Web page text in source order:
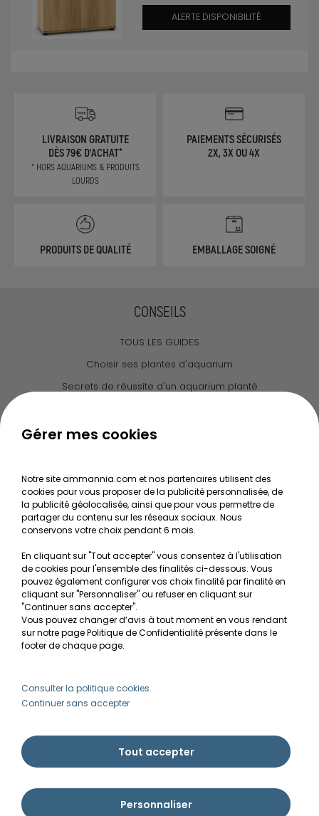
ALERTE DISPONIBILITÉ
LIVRAISON GRATUITE
DÈS 79€ D'ACHAT*
* HORS AQUARIUMS & PRODUITS
LOURDS
PAIEMENTS SÉCURISÉS
2X, 3X OU 4X
PRODUITS DE QUALITÉ EMBALLAGE SOIGNÉ
CONSEILS
TOUS LES GUIDES
Choisir ses plantes d'aquarium
Secrets de réussite d'un aquarium planté
Le journal d'Ammannia
Recherche de Notices de produits
Mentions légales
Conditions générales de vente
RGPD
MON COMPTE
Avantages
Créer un compte client
Besoin d'aide ?
Gérer mes cookies
Notre site ammannia.com et nos partenaires utilisent des
cookies pour vous proposer de la publicité personnalisée, de
la publicité géolocalisée, ainsi que pour vous permettre de
partager du contenu sur les réseaux sociaux. Nous
conservons votre choix pendant 6 mois.
En cliquant sur "Tout accepter" vous consentez à l'utilisation
de cookies pour l'ensemble des finalités ci-dessous. Vous
pouvez également configurer vos choix finalité par finalité en
cliquant sur "Personnaliser" ou refuser en cliquant sur
"Continuer sans accepter".
Vous pouvez changer d’avis à tout moment en vous rendant
sur notre page Politique de Confidentialité présente dans le
footer de chaque page.
Consulter la politique cookies.
Continuer sans accepter
Tout accepter
Personnaliser